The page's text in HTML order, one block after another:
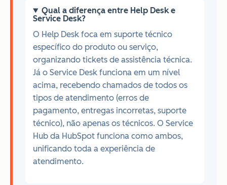
Qual a diferença entre Help Desk e
Service Desk?
O Help Desk foca em suporte técnico
específico do produto ou serviço,
organizando tickets de assistência técnica.
Já o Service Desk funciona em um nível
acima, recebendo chamados de todos os
tipos de atendimento (erros de
pagamento, entregas incorretas, suporte
técnico), não apenas os técnicos. O Service
Hub da HubSpot funciona como ambos,
unificando toda a experiência de
atendimento.